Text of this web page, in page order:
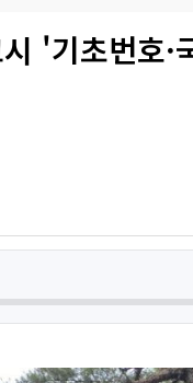
'기초번호